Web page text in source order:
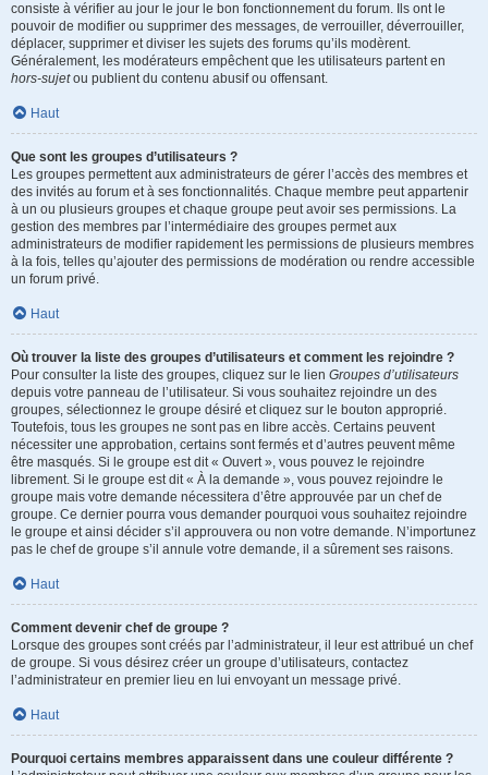
consiste à vérifier au jour le jour le bon fonctionnement du forum. Ils ont le
pouvoir de modifier ou supprimer des messages, de verrouiller, déverrouiller,
déplacer, supprimer et diviser les sujets des forums qu’ils modèrent.
Généralement, les modérateurs empêchent que les utilisateurs partent en
hors-sujetou publient du contenu abusif ou offensant.
Haut
Que sont les groupes d’utilisateurs ?
Les groupes permettent aux administrateurs de gérer l’accès des membres et
des invités au forum et à ses fonctionnalités. Chaque membre peut appartenir
à un ou plusieurs groupes et chaque groupe peut avoir ses permissions. La
gestion des membres par l’intermédiaire des groupes permet aux
administrateurs de modifier rapidement les permissions de plusieurs membres
à la fois, telles qu’ajouter des permissions de modération ou rendre accessible
un forum privé.
Haut
Où trouver la liste des groupes d’utilisateurs et comment les rejoindre ?
Pour consulter la liste des groupes, cliquez sur le lien Groupes d’utilisateurs
depuis votre panneau de l’utilisateur. Si vous souhaitez rejoindre un des
groupes, sélectionnez le groupe désiré et cliquez sur le bouton approprié.
Toutefois, tous les groupes ne sont pas en libre accès. Certains peuvent
nécessiter une approbation, certains sont fermés et d’autres peuvent même
être masqués. Si le groupe est dit « Ouvert », vous pouvez le rejoindre
librement. Si le groupe est dit « À la demande », vous pouvez rejoindre le
groupe mais votre demande nécessitera d’être approuvée par un chef de
groupe. Ce dernier pourra vous demander pourquoi vous souhaitez rejoindre
le groupe et ainsi décider s’il approuvera ou non votre demande. N’importunez
pas le chef de groupe s’il annule votre demande, il a sûrement ses raisons.
Haut
Comment devenir chef de groupe ?
Lorsque des groupes sont créés par l’administrateur, il leur est attribué un chef
de groupe. Si vous désirez créer un groupe d’utilisateurs, contactez
l’administrateur en premier lieu en lui envoyant un message privé.
Haut
Pourquoi certains membres apparaissent dans une couleur différente ?